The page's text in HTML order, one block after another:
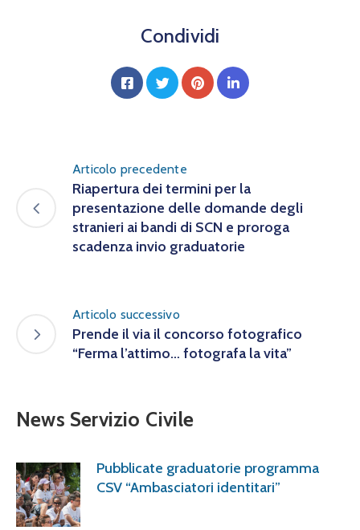
Condividi
Articolo precedente
Riapertura dei termini per la
presentazione delle domande degli
stranieri ai bandi di SCN e proroga
scadenza invio graduatorie
Articolo successivo
Prende il via il concorso fotografico
“Ferma l’attimo… fotografa la vita”
News Servizio Civile
Pubblicate graduatorie programma
CSV “Ambasciatori identitari”